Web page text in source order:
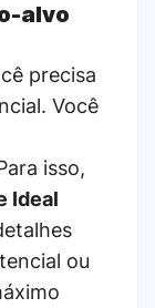
alvo
precisa
Você
isso,
Ideal
ou